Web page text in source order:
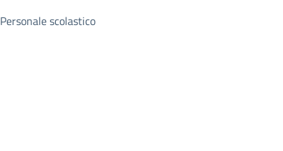
Personale scolastico